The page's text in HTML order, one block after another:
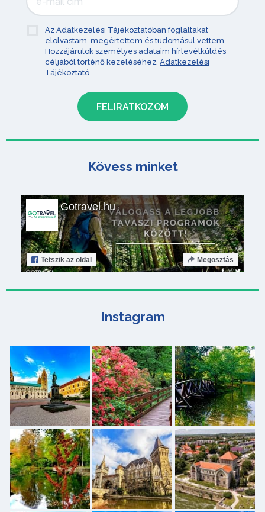
Az Adatkezelési Tájékoztatóban foglaltakat
elolvastam, megértettem és tudomásul vettem.
Hozzájárulok személyes adataim hírlevélküldés
céljából történő kezeléséhez. Adatkezelési
Tájékoztató
Kövess minket
Gotravel.hu
Tetszik az oldal Megosztás
Instagram